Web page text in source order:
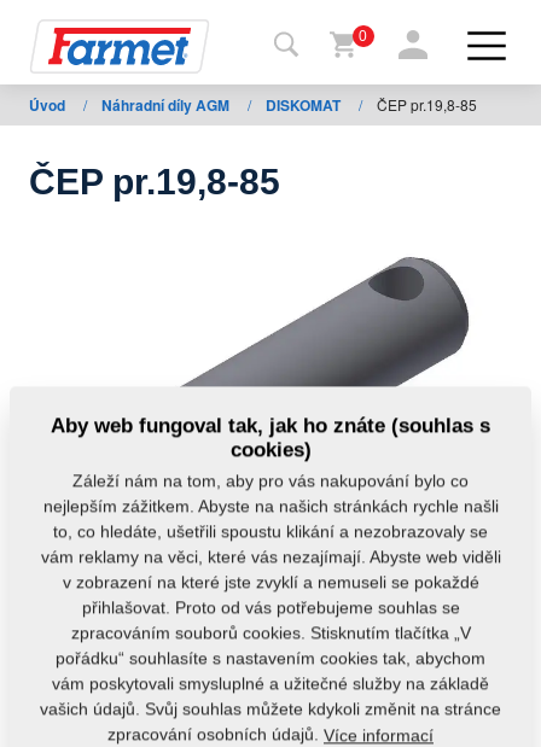
Zpět
na
stažení
0
Úvod / Náhradní díly AGM / DISKOMAT / ČEP pr.19,8-85
ČEP pr.19,8-85
Kód produktu: 4013486
Aby web fungoval tak, jak ho znáte (souhlas s
cookies)
Záleží nám na tom, aby pro vás nakupování bylo co
nejlepším zážitkem. Abyste na našich stránkách rychle našli
to, co hledáte, ušetřili spoustu klikání a nezobrazovaly se
vám reklamy na věci, které vás nezajímají. Abyste web viděli
v zobrazení na které jste zvyklí a nemuseli se pokaždé
přihlašovat. Proto od vás potřebujeme souhlas se
zpracováním souborů cookies. Stisknutím tlačítka „V
pořádku“ souhlasíte s nastavením cookies tak, abychom
vám poskytovali smysluplné a užitečné služby na základě
vašich údajů. Svůj souhlas můžete kdykoli změnit na stránce
zpracování osobních údajů. Více informací